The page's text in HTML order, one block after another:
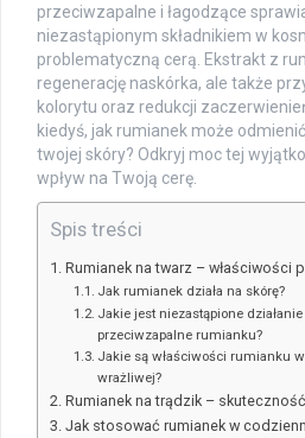
przeciwzapalne i łagodzące
niezastąpionym składnikiem w
problematyczną cerą. Ekstrakt z
regenerację naskórka, ale także
kolorytu oraz redukcji
kiedyś, jak rumianek może
twojej skóry? Odkryj moc tej
wpływ na Twoją cerę.
Spis treści
Rumianek na twarz – właściwości
Jak rumianek działa na skórę?
Jakie jest niezastąpione działanie
przeciwzapalne rumianku?
Jakie są właściwości rumianku
wrażliwej?
Rumianek na trądzik –
Jak stosować rumianek w